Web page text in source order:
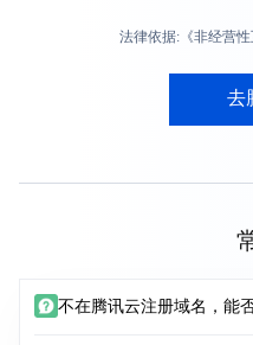
法律依据:《非经营
去
不在腾讯云注册域名，能